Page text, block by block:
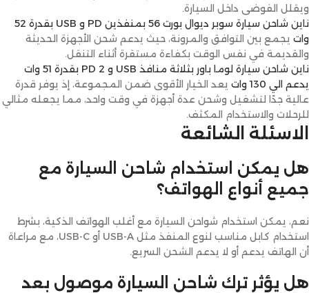
ويقلل الفوضى داخل السيارة.
ناين شاحن سيارة سوبر ديوال بورت 56 بمنفذين PD و USB بقدرة 52
وات يجمع بين التوافق والمرونة، حيث يدعم شحن الأجهزة الحديثة
والقديمة في نفس الوقت بكفاءة مستقرة أثناء التنقل.
ناين شاحن سيارة لوما باور بثلاثة منافذ USB و 2 PD بقدرة 51 وات
يدعم الي 130 وات
يعد الخيار الأقوى ضمن المجموعة، إذ يوفر قدرة
عالية جدًا لتشغيل وشحن عدة أجهزة في وقت واحد، مما يجعله مثالي
للرحلات والاستخدام المكثف.
الاسئلة الشائعة
هل يمكن استخدام شاحن السيارة مع
جميع أنواع الهواتف؟
نعم، يمكن استخدام شواحن السيارة مع أغلب الهواتف الذكية، بشرط
استخدام كابل مناسب لنوع المنفذ مثل USB-A أو USB-C، مع مراعاة
أن الهاتف يدعم أو لا يدعم الشحن السريع.
هل يؤثر ترك شاحن السيارة موصول بعد